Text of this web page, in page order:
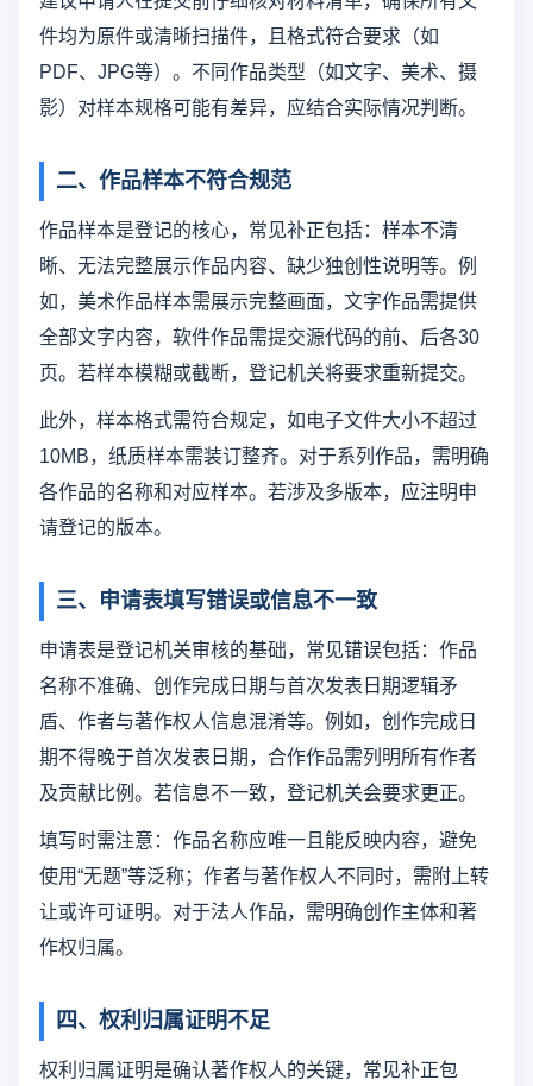
件均为原件或清晰扫描件，且格式符合要求（如
PDF、JPG等）。不同作品类型（如文字、美术、摄
影）对样本规格可能有差异，应结合实际情况判断。
二、作品样本不符合规范
作品样本是登记的核心，常见补正包括：样本不清
晰、无法完整展示作品内容、缺少独创性说明等。例
如，美术作品样本需展示完整画面，文字作品需提供
全部文字内容，软件作品需提交源代码的前、后各30
页。若样本模糊或截断，登记机关将要求重新提交。
此外，样本格式需符合规定，如电子文件大小不超过
10MB，纸质样本需装订整齐。对于系列作品，需明确
各作品的名称和对应样本。若涉及多版本，应注明申
请登记的版本。
三、申请表填写错误或信息不一致
申请表是登记机关审核的基础，常见错误包括：作品
名称不准确、创作完成日期与首次发表日期逻辑矛
盾、作者与著作权人信息混淆等。例如，创作完成日
期不得晚于首次发表日期，合作作品需列明所有作者
及贡献比例。若信息不一致，登记机关会要求更正。
填写时需注意：作品名称应唯一且能反映内容，避免
使用“无题”等泛称；作者与著作权人不同时，需附上转
让或许可证明。对于法人作品，需明确创作主体和著
作权归属。
四、权利归属证明不足
权利归属证明是确认著作权人的关键，常见补正包